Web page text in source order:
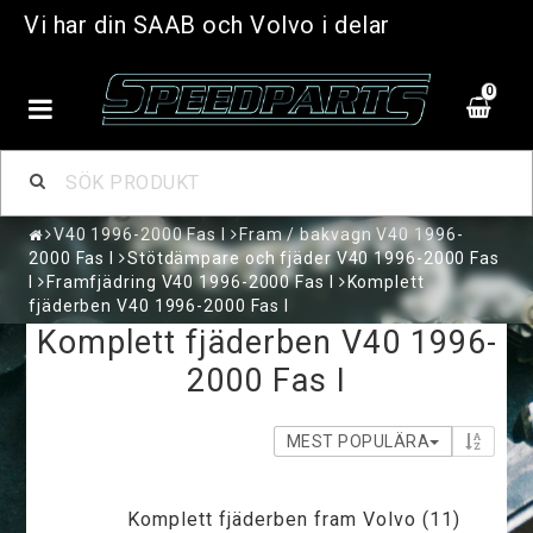
Vi har din SAAB och Volvo i delar
0
V40 1996-2000 Fas I
Fram / bakvagn V40 1996-
2000 Fas I
Stötdämpare och fjäder V40 1996-2000 Fas
Framfjädring V40 1996-2000 Fas I
Komplett
fjäderben V40 1996-2000 Fas I
Komplett fjäderben V40 1996-
2000 Fas I
MEST POPULÄRA
Komplett fjäderben fram Volvo (11)